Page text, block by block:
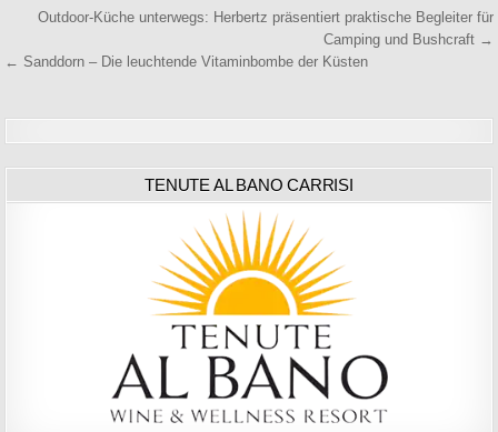
Beitragsnavigation
Outdoor-Küche unterwegs: Herbertz präsentiert praktische Begleiter für
Camping und Bushcraft →
← Sanddorn – Die leuchtende Vitaminbombe der Küsten
TENUTE AL BANO CARRISI